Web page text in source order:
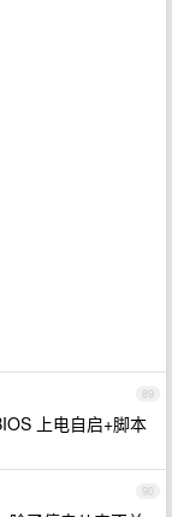
89
上电自启+脚本
90